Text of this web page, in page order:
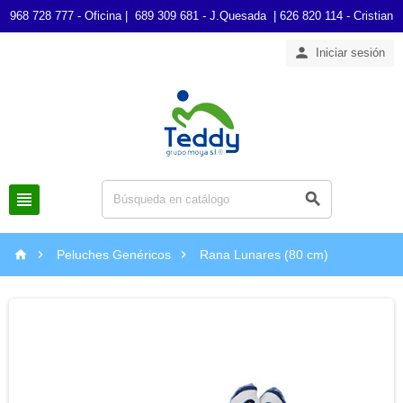
968 728 777 - Oficina | 689 309 681 - J.Quesada | 626 820 114 - Cristian
 Iniciar sesión
 
  Peluches Genéricos  Rana Lunares (80 cm)